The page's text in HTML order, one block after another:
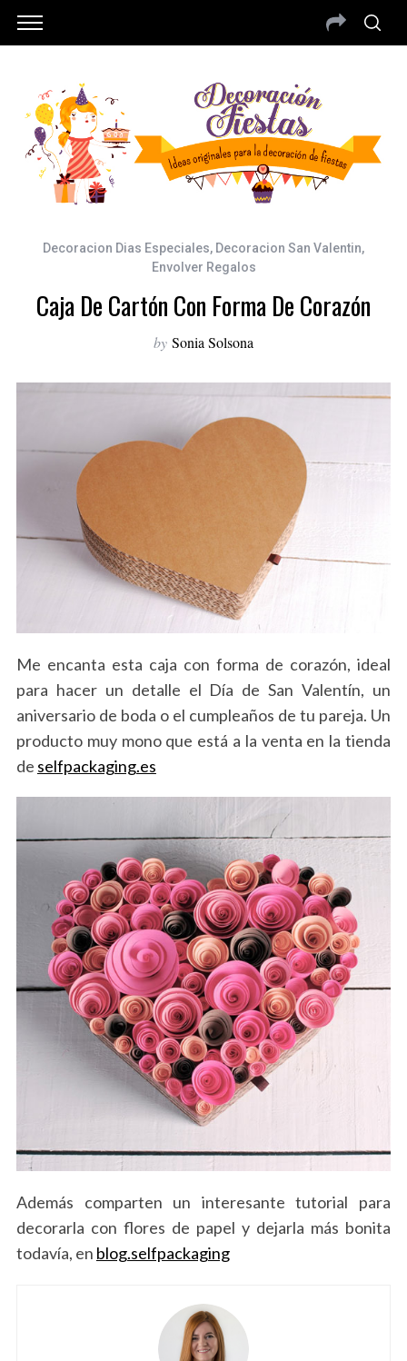
Decoracion Dias Especiales, Decoracion San Valentin,
Envolver Regalos
Caja De Cartón Con Forma De Corazón
by Sonia Solsona
Me encanta esta caja con forma de corazón, ideal
para hacer un detalle el Día de San Valentín, un
aniversario de boda o el cumpleaños de tu pareja. Un
producto muy mono que está a la venta en la tienda
de selfpackaging.es
Además comparten un interesante tutorial para
decorarla con flores de papel y dejarla más bonita
todavía, en blog.selfpackaging